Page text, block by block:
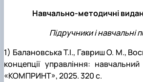
Навчально-методичні
Підручники і навчальні
1) Балановська Т.І., Гавриш О. М.,
концепції управління:
«КОМПРИНТ», 2025. 320 с.